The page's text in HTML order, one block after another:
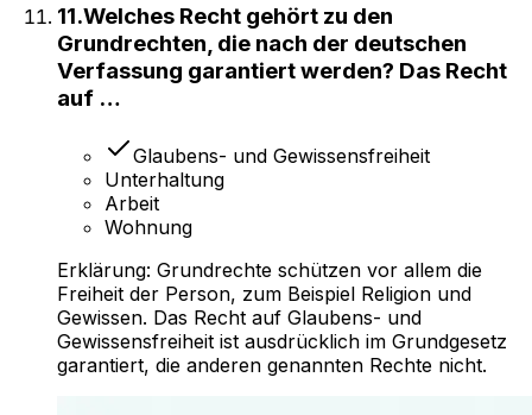
11.Welches Recht gehört zu den
Grundrechten, die nach der deutschen
Verfassung garantiert werden? Das Recht
auf …
Glaubens- und Gewissensfreiheit
Unterhaltung
Arbeit
Wohnung
Erklärung: Grundrechte schützen vor allem die
Freiheit der Person, zum Beispiel Religion und
Gewissen. Das Recht auf Glaubens- und
Gewissensfreiheit ist ausdrücklich im Grundgesetz
garantiert, die anderen genannten Rechte nicht.